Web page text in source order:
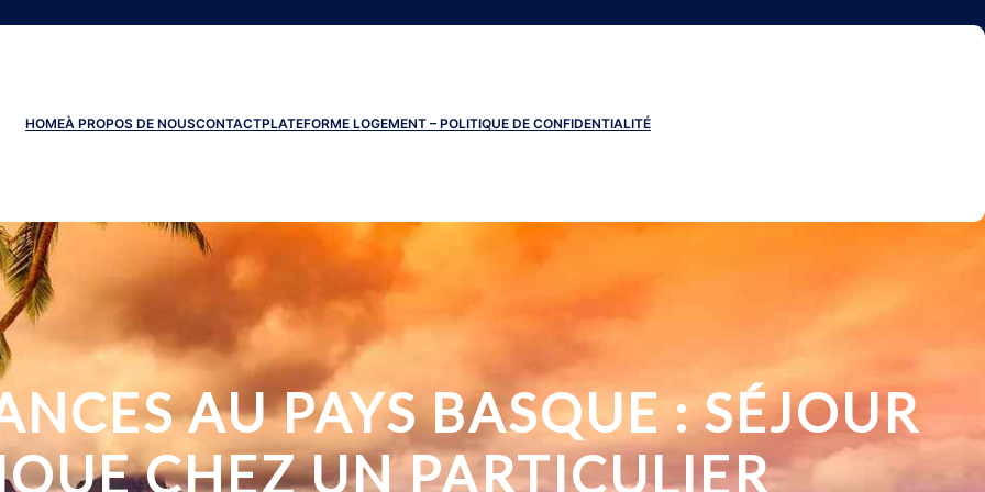
HOMEÀ PROPOS DE NOUSCONTACTPLATEFORME LOGEMENT – POLITIQUE DE CONFIDENTIALITÉ
AU PAYS BASQUE : SÉJOUR
CHEZ UN PARTICULIER